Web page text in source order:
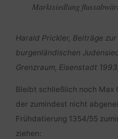
Marktsiedlung
Harald Prickler, Beiträge
burgenländischen
Grenzraum, Eisenstadt 1993,
Bleibt schließlich noch Max
der zumindest nicht
Frühdatierung 1354/55
ziehen: